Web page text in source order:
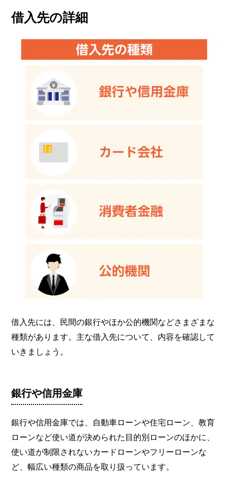
借入先の詳細
借入先には、民間の銀行やほか公的機関などさまざまな
種類があります。主な借入先について、内容を確認して
いきましょう。
銀行や信用金庫
銀行や信用金庫では、自動車ローンや住宅ローン、教育
ローンなど使い道が決められた目的別ローンのほかに、
使い道が制限されないカードローンやフリーローンな
ど、幅広い種類の商品を取り扱っています。